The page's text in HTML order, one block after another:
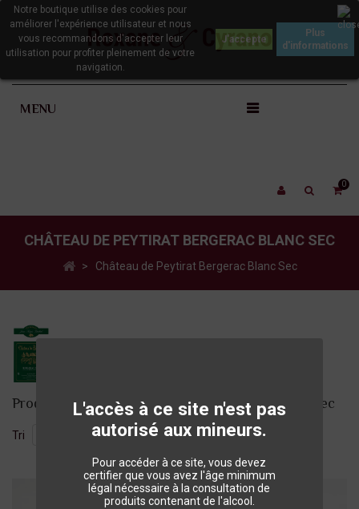
0
Notre boutique utilise des cookies pour
améliorer l'expérience utilisateur et nous
vous recommandons d'accepter leur
utilisation pour profiter pleinement de votre
navigation.
Plus
d'informations
MENU
L'accès à ce site n'est pas
autorisé aux mineurs.
Pour accéder à ce site, vous devez
certifier que vous avez l'âge minimum
légal nécessaire à la consultation de
produits contenant de l'alcool.
CHÂTEAU DE PEYTIRAT BERGERAC BLANC SEC
> Château de Peytirat Bergerac Blanc Sec
Produits du Château de Peytirat Bergerac Blanc Sec
Tri